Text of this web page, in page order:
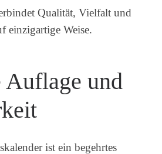
Qualität, Vielfalt und
einzigartige Weise.
und
ist ein begehrtes